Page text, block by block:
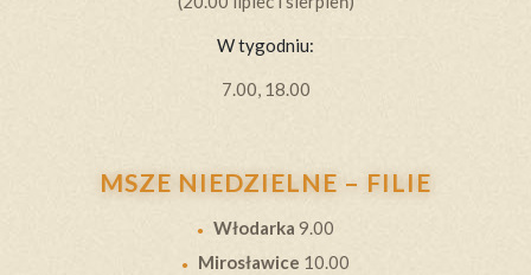
W tygodniu:
7.00, 18.00
MSZE NIEDZIELNE – FILIE
Włodarka 9.00
Mirosławice 10.00